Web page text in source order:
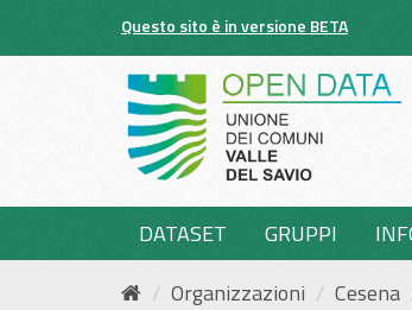
Questo sito è in versione BETA
DATASET GRUPPI
Organizzazioni
Cesena